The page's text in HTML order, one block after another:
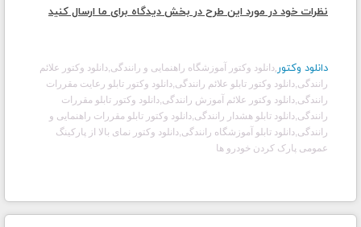
نظرات خود در مورد این طرح در بخش دیدگاه برای ما ارسال کنید
دانلود وکتور,دانلود وکتور آموزشگاه راهنمایی و رانندگی,دانلود وکتور علائم
رانندگی,دانلود وکتور تابلو علائم رانندگی,دانلود وکتور تابلو رعایت مقررات
رانندگی,دانلود وکتور علائم آموزش رانندگی,دانلود وکتور تابلو مقررات
رانندگی,دانلود تابلو هشدار رانندگی,دانلود وکتور تابلو مقررات راهنمایی و
رانندگی,دانلود تابلو آموزشگاه رانندگی,دانلود وکتور نمای بالا از پارکینگ
عمومی پارک کردن خودرو ها